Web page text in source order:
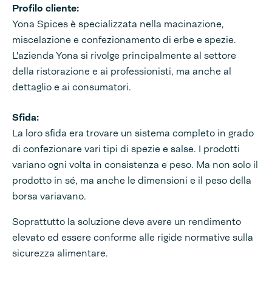
Profilo cliente:
Yona Spices è specializzata nella macinazione,
miscelazione e confezionamento di erbe e spezie.
L'azienda Yona si rivolge principalmente al settore
della ristorazione e ai professionisti, ma anche al
dettaglio e ai consumatori.
Sfida:
La loro sfida era trovare un sistema completo in grado
di confezionare vari tipi di spezie e salse. I prodotti
variano ogni volta in consistenza e peso. Ma non solo il
prodotto in sé, ma anche le dimensioni e il peso della
borsa variavano.
Soprattutto la soluzione deve avere un rendimento
elevato ed essere conforme alle rigide normative sulla
sicurezza alimentare.